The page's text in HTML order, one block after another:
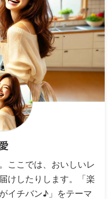
ここでは、おいしいレ
けしたりします。「楽
イチバン♪」をテーマ